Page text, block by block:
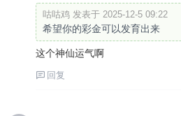
咕咕鸡 发表于 2025-12-5 09:22
希望你的彩金可以发育出来
这个神仙运气啊
回复